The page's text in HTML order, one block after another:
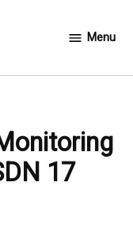
Menu
17